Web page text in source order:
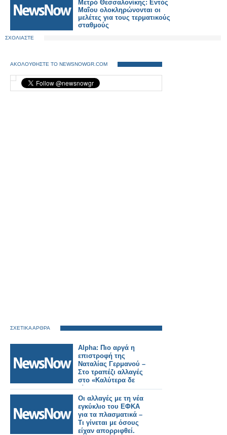
Μετρό Θεσσαλονίκης: Εντός
Μαΐου ολοκληρώνονται οι
μελέτες για τους τερματικούς
σταθμούς
ΣΧΟΛΙΑΣΤΕ
ΑΚΟΛΟΥΘΗΣΤΕ ΤΟ NEWSNOWGR.COM
ΣΧΕΤΙΚΑ ΑΡΘΡΑ
Alpha: Πιο αργά η
επιστροφή της
Ναταλίας Γερμανού –
Στο τραπέζι αλλαγές
στο «Καλύτερα δε
γίνεται»
Οι αλλαγές με τη νέα
εγκύκλιο του ΕΦΚΑ
για τα πλασματικά –
Τι γίνεται με όσους
είχαν απορριφθεί.